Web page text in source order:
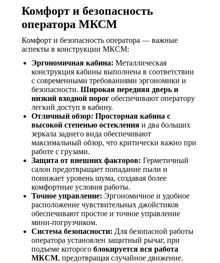
Комфорт и безопасность
оператора МКСМ
Комфорт и безопасность оператора — важные
аспекты в конструкции МКСМ:
Эргономичная кабина: Металлическая
конструкция кабины выполнена в соответствии
с современными требованиями эргономики и
безопасности. Широкая передняя дверь и
низкий входной порог обеспечивают оператору
легкий доступ в кабину.
Отличный обзор: Просторная кабина с
высокой степенью остекления и два больших
зеркала заднего вида обеспечивают
максимальный обзор, что критически важно при
работе с грузами.
Защита от внешних факторов: Герметичный
салон предотвращает попадание пыли и
понижает уровень шума, создавая более
комфортные условия работы.
Точное управление: Эргономичное и удобное
расположение чувствительных джойстиков
обеспечивают простое и точное управление
мини-погрузчиком.
Система безопасности: Для безопасной работы
оператора установлен защитный рычаг, при
подъеме которого блокируется вся работа
МКСМ, предотвращая случайное движение.